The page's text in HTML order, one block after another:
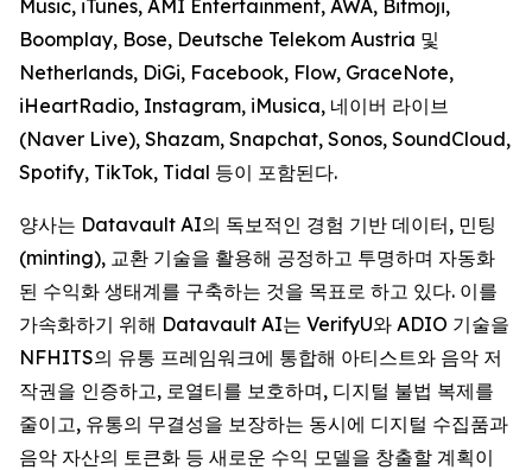
Music, iTunes, AMI Entertainment, AWA, Bitmoji,
Boomplay, Bose, Deutsche Telekom Austria 및
Netherlands, DiGi, Facebook, Flow, GraceNote,
iHeartRadio, Instagram, iMusica, 네이버 라이브
(Naver Live), Shazam, Snapchat, Sonos, SoundCloud,
Spotify, TikTok, Tidal 등이 포함된다.
양사는 Datavault AI의 독보적인 경험 기반 데이터, 민팅
(minting), 교환 기술을 활용해 공정하고 투명하며 자동화
된 수익화 생태계를 구축하는 것을 목표로 하고 있다. 이를
가속화하기 위해 Datavault AI는 VerifyU와 ADIO 기술을
NFHITS의 유통 프레임워크에 통합해 아티스트와 음악 저
작권을 인증하고, 로열티를 보호하며, 디지털 불법 복제를
줄이고, 유통의 무결성을 보장하는 동시에 디지털 수집품과
음악 자산의 토큰화 등 새로운 수익 모델을 창출할 계획이